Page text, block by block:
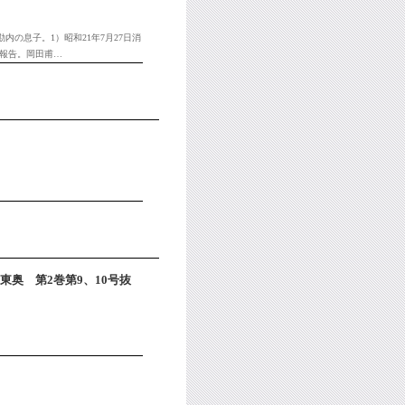
の息子。1）昭和21年7月27日消
告。岡田甫…
奥 第2巻第9、10号抜